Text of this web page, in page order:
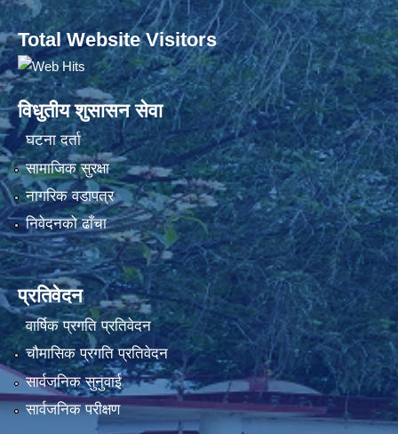
Total Website Visitors
विधुतीय शुसासन सेवा
घटना दर्ता
सामाजिक सुरक्षा
नागरिक वडापत्र
निवेदनको ढाँचा
प्रतिवेदन
वार्षिक प्रगति प्रतिवेदन
चौमासिक प्रगति प्रतिवेदन
सार्वजनिक सुनुवाई
सार्वजनिक परीक्षण